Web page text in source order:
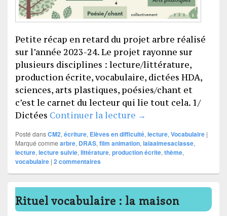
Petite récap en retard du projet arbre réalisé
sur l’année 2023-24. Le projet rayonne sur
plusieurs disciplines : lecture/littérature,
production écrite, vocabulaire, dictées HDA,
sciences, arts plastiques, poésies/chant et
c’est le carnet du lecteur qui lie tout cela. 1/
Dictées Continuer la lecture Thème ARBRE
→
Posté dansCM2, écriture, Elèves en difficulté, lecture, Vocabulaire |
Marqué comme arbre, DRAS, film animation, lalaaimesaclasse,
lecture, lecture suivie, littérature, production écrite, thème,
vocabulaire | 2commentaires
Rituel vocabulaire : la maison